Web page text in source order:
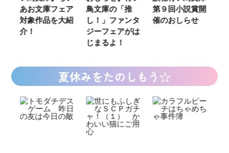
あお文庫フェア
対象作品を大紹
介！
鳥文庫の「推
し！」ファンタ
ジーフェアがは
じまるよ！
第９回小説賞開
催のおしらせ
る‼』
夏休みをたのしもう☆